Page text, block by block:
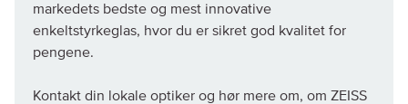
markedets bedste og mest innovative
enkeltstyrkeglas, hvor du er sikret god kvalitet for
pengene.
Kontakt din lokale optiker og hør mere om, om ZEISS